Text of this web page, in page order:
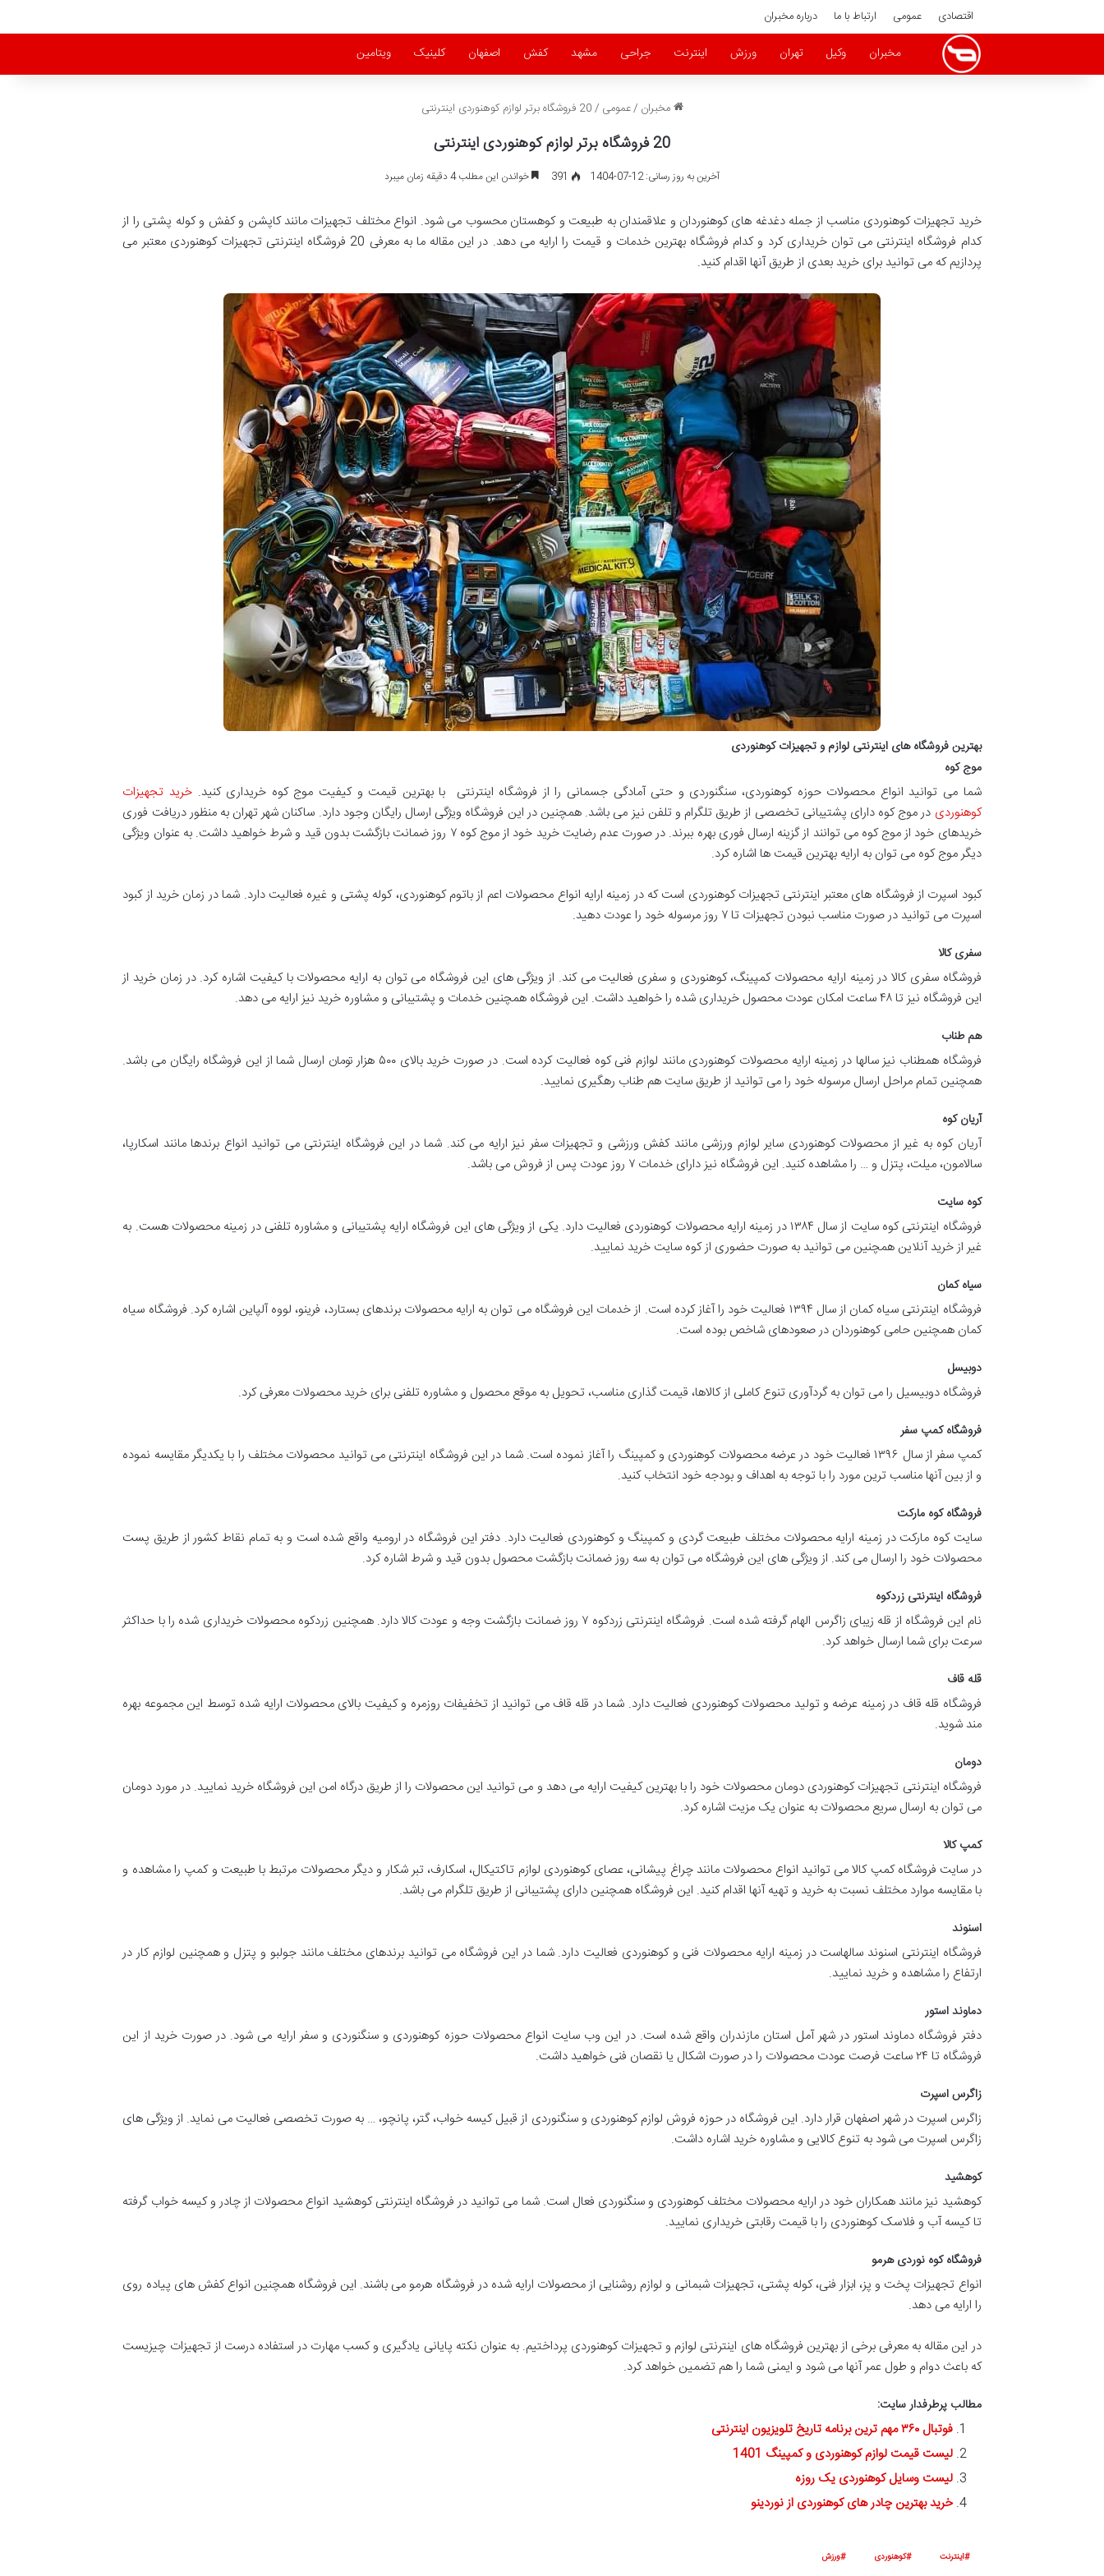
اقتصادی عمومی ارتباط با ما درباره مخبران
مخبران وکیل تهران ورزش اینترنت جراحی مشهد کفش اصفهان کلینیک ویتامین
مخبران /عمومی /20 فروشگاه برتر لوازم کوهنوردی اینترنتی
20 فروشگاه برتر لوازم کوهنوردی اینترنتی
آخرین به روز رسانی: 12-07-1404 391 خواندن این مطلب 4 دقیقه زمان میبرد
خرید تجهیزات کوهنوردی مناسب از جمله دغدغه های کوهنوردان و علاقمندان به طبیعت و کوهستان محسوب می شود. انواع مختلف تجهیزات مانند کاپشن و کفش و کوله پشتی را از
کدام فروشگاه اینترنتی می توان خریداری کرد و کدام فروشگاه بهترین خدمات و قیمت را ارایه می دهد. در این مقاله ما به معرفی 20 فروشگاه اینترنتی تجهیزات کوهنوردی معتبر می
پردازیم که می توانید برای خرید بعدی از طریق آنها اقدام کنید.
بهترین فروشگاه های اینترنتی لوازم و تجهیزات کوهنوردی
موج کوه
شما می توانید انواع محصولات حوزه کوهنوردی، سنگنوردی و حتی آمادگی جسمانی را از فروشگاه اینترنتی با بهترین قیمت و کیفیت موج کوه خریداری کنید. خرید تجهیزات
کوهنوردی در موج کوه دارای پشتیبانی تخصصی از طریق تلگرام و تلفن نیز می باشد. همچنین در این فروشگاه ویژگی ارسال رایگان وجود دارد. ساکنان شهر تهران به منظور دریافت فوری
خریدهای خود از موج کوه می توانند از گزینه ارسال فوری بهره ببرند. در صورت عدم رضایت خرید خود از موج کوه ۷ روز ضمانت بازگشت بدون قید و شرط خواهید داشت. به عنوان ویژگی
دیگر موج کوه می توان به ارایه بهترین قیمت ها اشاره کرد.
کبود اسپرت از فروشگاه های معتبر اینترنتی تجهیزات کوهنوردی است که در زمینه ارایه انواع محصولات اعم از باتوم کوهنوردی، کوله پشتی و غیره فعالیت دارد. شما در زمان خرید از کبود
اسپرت می توانید در صورت مناسب نبودن تجهیزات تا ۷ روز مرسوله خود را عودت دهید.
سفری کالا
فروشگاه سفری کالا در زمینه ارایه محصولات کمپینگ، کوهنوردی و سفری فعالیت می کند. از ویژگی های این فروشگاه می توان به ارایه محصولات با کیفیت اشاره کرد. در زمان خرید از
این فروشگاه نیز تا ۴۸ ساعت امکان عودت محصول خریداری شده را خواهید داشت. این فروشگاه همچنین خدمات و پشتیبانی و مشاوره خرید نیز ارایه می دهد.
هم طناب
فروشگاه همطناب نیز سالها در زمینه ارایه محصولات کوهنوردی مانند لوازم فنی کوه فعالیت کرده است. در صورت خرید بالای ۵۰۰ هزار تومان ارسال شما از این فروشگاه رایگان می باشد.
همچنین تمام مراحل ارسال مرسوله خود را می توانید از طریق سایت هم طناب رهگیری نمایید.
آریان کوه
آریان کوه به غیر از محصولات کوهنوردی سایر لوازم ورزشی مانند کفش ورزشی و تجهیزات سفر نیز ارایه می کند. شما در این فروشگاه اینترنتی می توانید انواع برندها مانند اسکارپا،
سالامون، میلت، پتزل و … را مشاهده کنید. این فروشگاه نیز دارای خدمات ۷ روز عودت پس از فروش می باشد.
کوه سایت
فروشگاه اینترنتی کوه سایت از سال ۱۳۸۴ در زمینه ارایه محصولات کوهنوردی فعالیت دارد. یکی از ویژگی های این فروشگاه ارایه پشتیبانی و مشاوره تلفنی در زمینه محصولات هست. به
غیر از خرید آنلاین همچنین می توانید به صورت حضوری از کوه سایت خرید نمایید.
سیاه کمان
فروشگاه اینترنتی سیاه کمان از سال ۱۳۹۴ فعالیت خود را آغاز کرده است. از خدمات این فروشگاه می توان به ارایه محصولات برندهای بستارد، فرینو، لووه آلپاین اشاره کرد. فروشگاه سیاه
کمان همچنین حامی کوهنوردان در صعودهای شاخص بوده است.
دوبیسل
فروشگاه دوبیسیل را می توان به گردآوری تنوع کاملی از کالاها، قیمت گذاری مناسب، تحویل به موقع محصول و مشاوره تلفنی برای خرید محصولات معرفی کرد.
فروشگاه کمپ سفر
کمپ سفر از سال ۱۳۹۶ فعالیت خود در عرضه محصولات کوهنوردی و کمپینگ را آغاز نموده است. شما در این فروشگاه اینترنتی می توانید محصولات مختلف را با یکدیگر مقایسه نموده
و از بین آنها مناسب ترین مورد را با توجه به اهداف و بودجه خود انتخاب کنید.
فروشگاه کوه مارکت
سایت کوه مارکت در زمینه ارایه محصولات مختلف طبیعت گردی و کمپینگ و کوهنوردی فعالیت دارد. دفتر این فروشگاه در ارومیه واقع شده است و به تمام نقاط کشور از طریق پست
محصولات خود را ارسال می کند. از ویژگی های این فروشگاه می توان به سه روز ضمانت بازگشت محصول بدون قید و شرط اشاره کرد.
فروشگاه اینترنتی زردکوه
نام این فروشگاه از قله زیبای زاگرس الهام گرفته شده است. فروشگاه اینترنتی زردکوه ۷ روز ضمانت بازگشت وجه و عودت کالا دارد. همچنین زردکوه محصولات خریداری شده را با حداکثر
سرعت برای شما ارسال خواهد کرد.
قله قاف
فروشگاه قله قاف در زمینه عرضه و تولید محصولات کوهنوردی فعالیت دارد. شما در قله قاف می توانید از تخفیفات روزمره و کیفیت بالای محصولات ارایه شده توسط این مجموعه بهره
مند شوید.
دومان
فروشگاه اینترنتی تجهیزات کوهنوردی دومان محصولات خود را با بهترین کیفیت ارایه می دهد و می توانید این محصولات را از طریق درگاه امن این فروشگاه خرید نمایید. در مورد دومان
می توان به ارسال سریع محصولات به عنوان یک مزیت اشاره کرد.
کمپ کالا
در سایت فروشگاه کمپ کالا می توانید انواع محصولات مانند چراغ پیشانی، عصای کوهنوردی لوازم تاکتیکال، اسکارف، تبر شکار و دیگر محصولات مرتبط با طبیعت و کمپ را مشاهده و
با مقایسه موارد مختلف نسبت به خرید و تهیه آنها اقدام کنید. این فروشگاه همچنین دارای پشتیبانی از طریق تلگرام می باشد.
اسنوند
فروشگاه اینترنتی اسنوند سالهاست در زمینه ارایه محصولات فنی و کوهنوردی فعالیت دارد. شما در این فروشگاه می توانید برندهای مختلف مانند جولبو و پتزل و همچنین لوازم کار در
ارتفاع را مشاهده و خرید نمایید.
دماوند استور
دفتر فروشگاه دماوند استور در شهر آمل استان مازندران واقع شده است. در این وب سایت انواع محصولات حوزه کوهنوردی و سنگنوردی و سفر ارایه می شود. در صورت خرید از این
فروشگاه تا ۲۴ ساعت فرصت عودت محصولات را در صورت اشکال یا نقصان فنی خواهید داشت.
زاگرس اسپرت
زاگرس اسپرت در شهر اصفهان قرار دارد. این فروشگاه در حوزه فروش لوازم کوهنوردی و سنگنوردی از قبیل کیسه خواب، گتر، پانچو، … به صورت تخصصی فعالیت می نماید. از ویژگی های
زاگرس اسپرت می شود به تنوع کالایی و مشاوره خرید اشاره داشت.
کوهشید
کوهشید نیز مانند همکاران خود در ارایه محصولات مختلف کوهنوردی و سنگنوردی فعال است. شما می توانید در فروشگاه اینترنتی کوهشید انواع محصولات از چادر و کیسه خواب گرفته
تا کیسه آب و فلاسک کوهنوردی را با قیمت رقابتی خریداری نمایید.
فروشگاه کوه نوردی هرمو
انواع تجهیزات پخت و پز، ابزار فنی، کوله پشتی، تجهیزات شبمانی و لوازم روشنایی از محصولات ارایه شده در فروشگاه هرمو می باشند. این فروشگاه همچنین انواع کفش های پیاده روی
را ارایه می دهد.
در این مقاله به معرفی برخی از بهترین فروشگاه های اینترنتی لوازم و تجهیزات کوهنوردی پرداختیم. به عنوان نکته پایانی یادگیری و کسب مهارت در استفاده درست از تجهیزات چیزیست
که باعث دوام و طول عمر آنها می شود و ایمنی شما را هم تضمین خواهد کرد.
مطالب پرطرفدار سایت:
فوتبال ۳۶۰ مهم ترین برنامه تاریخ تلویزیون اینترنتی
لیست قیمت لوازم کوهنوردی و کمپینگ 1401
لیست وسایل کوهنوردی یک روزه
خرید بهترین چادر های کوهنوردی از نوردینو
اینترنت کوهنوردی ورزش